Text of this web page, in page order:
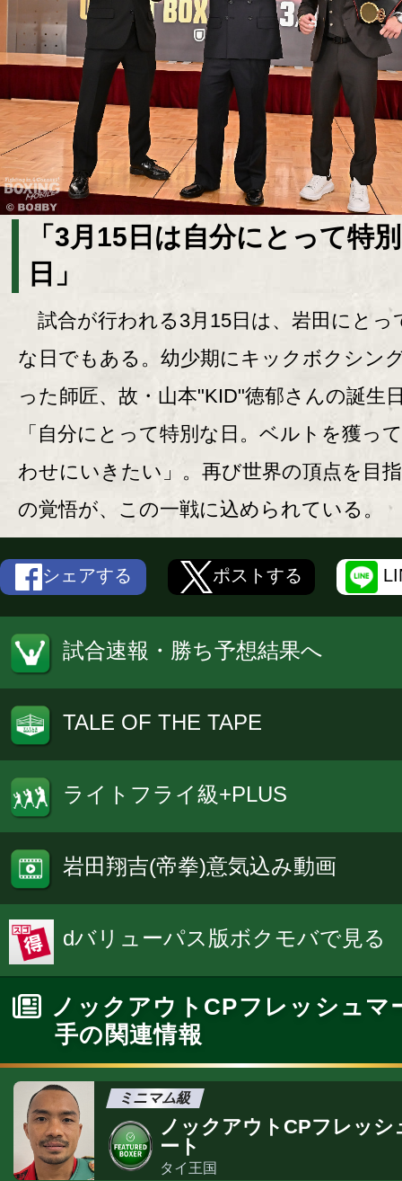
「3月15日は自分にとって特
日」
試合が行われる3月15日は、岩田にとっ
な日でもある。幼少期にキックボクシン
った師匠、故・山本"KID"徳郁さんの誕生
「自分にとって特別な日。ベルトを獲っ
わせにいきたい」。再び世界の頂点を目
の覚悟が、この一戦に込められている。
シェアする ポストする
試合速報・勝ち予想結果へ
TALE OF THE TAPE
ライトフライ級+PLUS
岩田翔吉(帝拳)意気込み動画
dバリューパス版ボクモバで見る
ノックアウトCPフレッシュマ
手の関連情報
ミニマム級
ノックアウトCPフレッシ
ート
タイ王国